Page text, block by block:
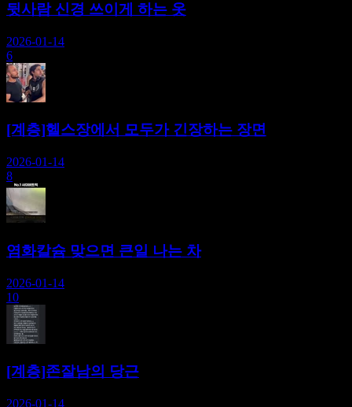
뒷사람 신경 쓰이게 하는 옷
2026-01-14
6
[계층]헬스장에서 모두가 긴장하는 장면
2026-01-14
8
염화칼슘 맞으면 큰일 나는 차
2026-01-14
10
[계층]존잘남의 당근
2026-01-14